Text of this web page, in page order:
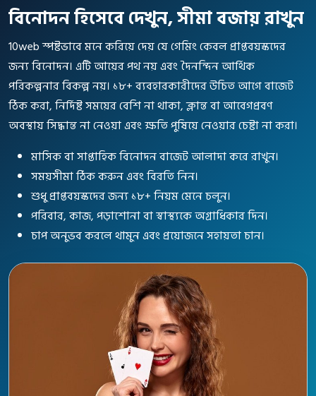
বিনোদন হিসেবে দেখুন, সীমা বজায় রাখুন
10web স্পষ্টভাবে মনে করিয়ে দেয় যে গেমিং কেবল প্রাপ্তবয়স্কদের
জন্য বিনোদন। এটি আয়ের পথ নয় এবং দৈনন্দিন আর্থিক
পরিকল্পনার বিকল্প নয়। ১৮+ ব্যবহারকারীদের উচিত আগে বাজেট
ঠিক করা, নির্দিষ্ট সময়ের বেশি না থাকা, ক্লান্ত বা আবেগপ্রবণ
অবস্থায় সিদ্ধান্ত না নেওয়া এবং ক্ষতি পুষিয়ে নেওয়ার চেষ্টা না করা।
মাসিক বা সাপ্তাহিক বিনোদন বাজেট আলাদা করে রাখুন।
সময়সীমা ঠিক করুন এবং বিরতি নিন।
শুধু প্রাপ্তবয়স্কদের জন্য ১৮+ নিয়ম মেনে চলুন।
পরিবার, কাজ, পড়াশোনা বা স্বাস্থ্যকে অগ্রাধিকার দিন।
চাপ অনুভব করলে থামুন এবং প্রয়োজনে সহায়তা চান।